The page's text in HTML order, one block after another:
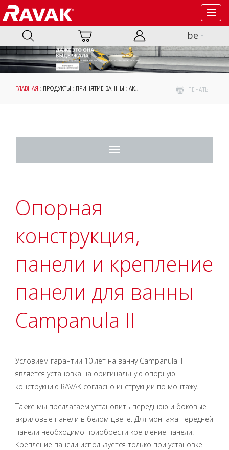
be
ПЕЧАТЬ
ГЛАВНАЯ : ПРОДУКТЫ : ПРИНЯТИЕ ВАННЫ : АКСЕССУАРЫ ОПОРНЫЕ
Toggle
navigation
Опорная
конструкция,
панели и крепление
панели для ванны
Campanula II
Условием гарантии 10 лет на ванну Campanula II
является установка на оригинальную опорную
конструкцию RAVAK согласно инструкции по монтажу.
Также мы предлагаем установить переднюю и боковые
акриловые панели в белом цвете. Для монтажа передней
панели необходимо приобрести крепление панели.
Крепление панели используется только при установке